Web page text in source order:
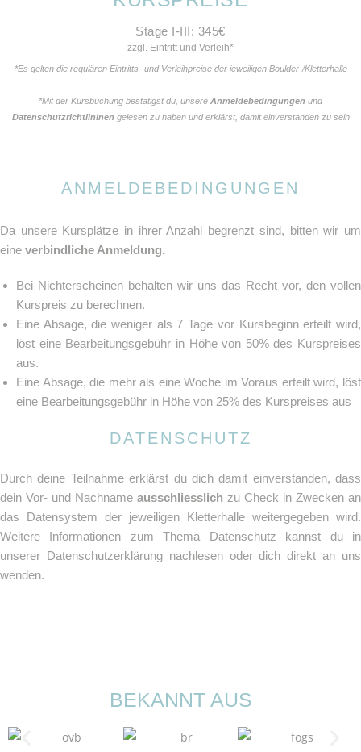
Stage I-III: 345€
zzgl. Eintritt und Verleih*
*Es gelten die regulären Eintritts- und Verleihpreise der jeweiligen Boulder-/Kletterhalle
*Mit der Kursbuchung bestätigst du, unsere Anmeldebedingungen und
Datenschutzrichtlininen gelesen zu haben und erklärst, damit einverstanden zu sein
ANMELDEBEDINGUNGEN
Da unsere Kursplätze in ihrer Anzahl begrenzt sind, bitten wir um
eine verbindliche Anmeldung.
Bei Nichterscheinen behalten wir uns das Recht vor, den vollen
Kurspreis zu berechnen.
Eine Absage, die weniger als 7 Tage vor Kursbeginn erteilt wird,
löst eine Bearbeitungsgebühr in Höhe von 50% des Kurspreises
aus.
Eine Absage, die mehr als eine Woche im Voraus erteilt wird, löst
eine Bearbeitungsgebühr in Höhe von 25% des Kurspreises aus
DATENSCHUTZ
Durch deine Teilnahme erklärst du dich damit einverstanden, dass
dein Vor- und Nachname ausschliesslich zu Check in Zwecken an
das Datensystem der jeweiligen Kletterhalle weitergegeben wird.
Weitere Informationen zum Thema Datenschutz kannst du in
unserer Datenschutzerklärung nachlesen oder dich direkt an uns
wenden.
BEKANNT AUS